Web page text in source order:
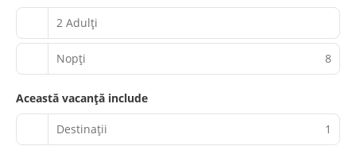
2 Adulți
Nopţi 8
Această vacanță include
Destinații 1